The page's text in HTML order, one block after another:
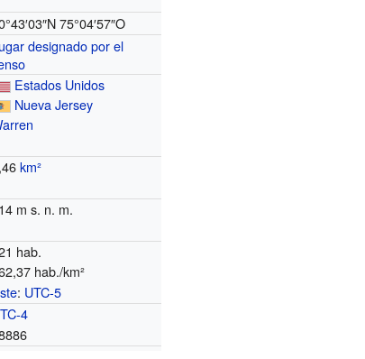
75°04′57″O
designado por el
Estados Unidos
Nueva Jersey
km²
m s. n. m.
hab.
hab./km²
: UTC-5
4